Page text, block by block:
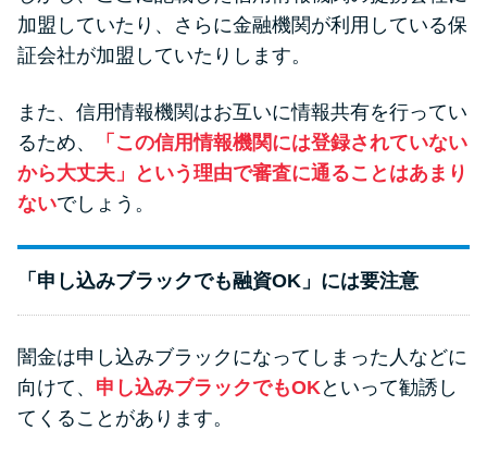
加盟していたり、さらに金融機関が利用している保
証会社が加盟していたりします。
また、信用情報機関はお互いに情報共有を行ってい
るため、
「この信用情報機関には登録されていない
から大丈夫」という理由で審査に通ることはあまり
ないでしょう。
「申し込みブラックでも融資OK」には要注意
闇金は申し込みブラックになってしまった人などに
向けて、 申し込みブラックでもOKといって勧誘し
てくることがあります。